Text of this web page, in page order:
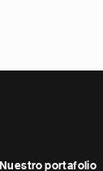
Nuestro portafolio